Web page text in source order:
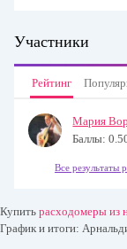
Участники
Рейтинг
Мария
Баллы:
Все результаты
Купить расходомеры из
График и итоги: